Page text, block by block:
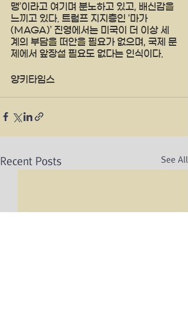
맹’이라고 여기며 분노하고 있고, 배신감을
느끼고 있다. 트럼프 지지층인 ‘마가
(MAGA)’ 진영에서는 미국이 더 이상 세
계의 부담을 떠안을 필요가 없으며, 국제 문
제에서 앞장설 필요도 없다는 인식이다.
양키타임스
Recent Posts See All